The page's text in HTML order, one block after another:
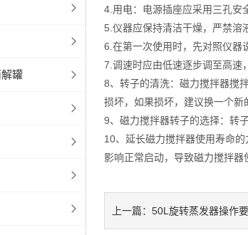
罐
4.用电：电源插座应采用三孔安
5.仪器应保持清洁干燥，严禁溶
6.在第一次使用时，先对照仪器
7.调速时应由低速逐步调至高速
8、转子的清洗：磁力搅拌器搅
损坏，如果损坏，建议换一个新
9、磁力搅拌器转子的选择：转
10、延长磁力搅拌器使用寿命
影响正常启动，导致磁力搅拌器
上一篇： 50L旋转蒸发器操作